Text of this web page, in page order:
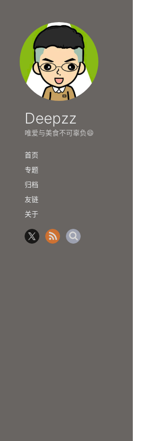
Deepzz
唯爱与美食不可辜负😄
首页
专题
归档
友链
关于